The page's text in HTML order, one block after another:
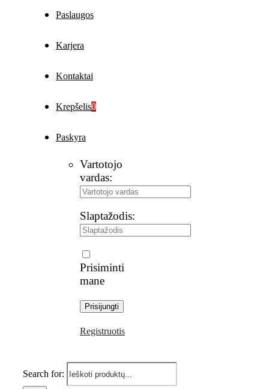
Paslaugos
Karjera
Kontaktai
Krepšelis0
Paskyra
Vartotojo
vardas:
Slaptažodis:
Prisiminti
mane
Registruotis
Search for: